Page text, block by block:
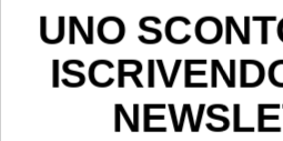
Youtube
UNO